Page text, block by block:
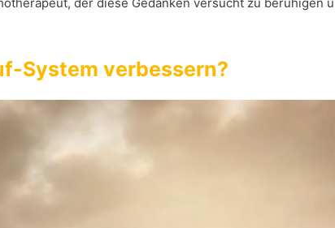
System verbessern?